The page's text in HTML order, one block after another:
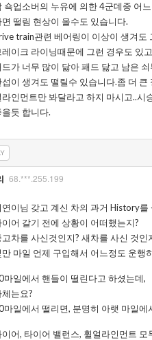
쇽업소버의 누유에 의한 4군데중 어
면 떨림 현상이 올수도 있습니다.
train관련 베어링이 이상이 생겨도
레이크 라이닝때문에 그런 경우도 있
드가 너무 많이 닳아 패드 닳고 남은
섭이 생겨도 떨릴수 있습니다.좀 더
라인먼트만 봐달라고 하지 마시고..시
을듯 합니다.
68.***.255.199
연이님 갖고 계신 차의 과거 History를
이어 갈기 전에 상황이 어떠했는지?
고차를 사신것인지? 새차를 사신 것인
만 마일 언제 구입해서 어느정도 운행
마일에서 핸들이 떨린다고 하셨는데,
체는요?
마일에서 떨리면, 분명히 아랫 마일
이어, 타이어 밸런스, 휠얼라인먼트 모